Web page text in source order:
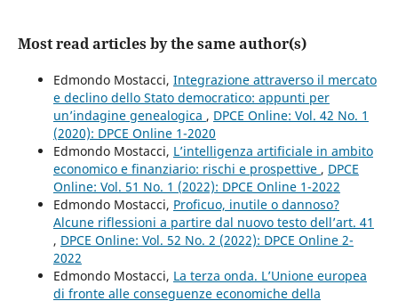
Most read articles by the same author(s)
Edmondo Mostacci, Integrazione attraverso il mercato
e declino dello Stato democratico: appunti per
un’indagine genealogica , DPCE Online: Vol. 42 No. 1
(2020): DPCE Online 1-2020
Edmondo Mostacci, L’intelligenza artificiale in ambito
economico e finanziario: rischi e prospettive , DPCE
Online: Vol. 51 No. 1 (2022): DPCE Online 1-2022
Edmondo Mostacci, Proficuo, inutile o dannoso?
Alcune riflessioni a partire dal nuovo testo dell’art. 41
, DPCE Online: Vol. 52 No. 2 (2022): DPCE Online 2-
2022
Edmondo Mostacci, La terza onda. L’Unione europea
di fronte alle conseguenze economiche della